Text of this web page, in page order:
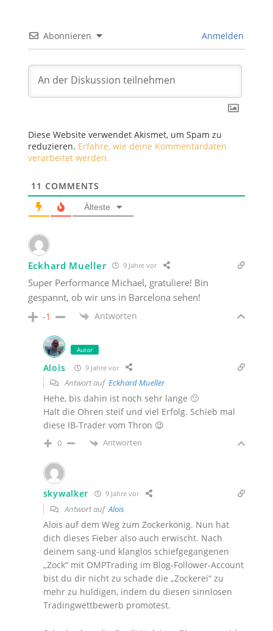
Abonnieren Anmelden
Diese Website verwendet Akismet, um Spam zu
reduzieren. Erfahre, wie deine Kommentardaten
verarbeitet werden.
11 COMMENTS
Älteste
Eckhard Mueller 9 Jahre vor
Super Performance Michael, gratuliere! Bin
gespannt, ob wir uns in Barcelona sehen!
-1 Antworten
Autor
Alois 9 Jahre vor
Antwort auf Eckhard Mueller
Hehe, bis dahin ist noch sehr lange 🙂
Halt die Ohren steif und viel Erfolg. Schieb mal
diese IB-Trader vom Thron 😉
0 Antworten
skywalker 9 Jahre vor
Antwort aufAlois
Alois auf dem Weg zum Zockerkönig. Nun hat
dich dieses Fieber also auch erwischt. Nach
deinem sang-und klanglos schiefgegangenen
„Zock“ mit OMPTrading im Blog-Follower-Account
bist du dir nicht zu schade die „Zockerei“ zu
mehr zu huldigen, indem du diesen sinnlosen
Tradingwettbewerb promotest.